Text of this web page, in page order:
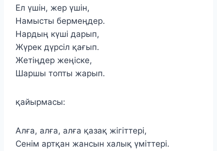
Ел үшін, жер үшін,
Намысты бермеңдер.
Нардың күші дарып,
Жүрек дүрсіл қағып.
Жетіңдер жеңіске,
Шаршы топты жарып.
қайырмасы:
Алға, алға, алға қазақ жігіттері,
Сенім артқан жансын халық үміттері.